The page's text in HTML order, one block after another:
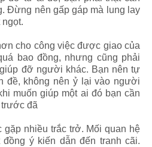
Đừng nên gấp gáp mà lung lay
cho công việc được giao của
bao đồng, nhưng cũng phải
đỡ người khác. Bạn nên tự
đề, không nên ỷ lại vào người
muốn giúp một ai đó bạn cần
đã
gặp nhiều trắc trở. Mối quan hệ
ý kiến dẫn đến tranh cãi.